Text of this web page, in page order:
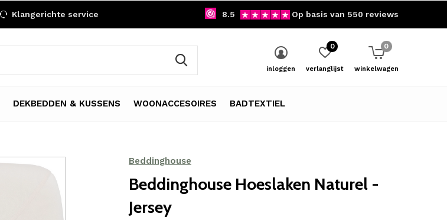
DEKBEDDEN & KUSSENS WOONACCESOIRES BADTEXTIEL
inloggen verlanglijst
0
winkelwagen
0
Klangerichte service 8.5 Op basis van 550 reviews
Beddinghouse
Beddinghouse Hoeslaken Naturel -
Jersey